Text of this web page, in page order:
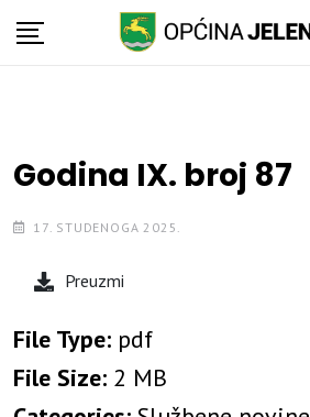
Skip
Godina IX. broj 87
17. STUDENOGA 2025.
Preuzmi
File Type: pdf
File Size: 2 MB